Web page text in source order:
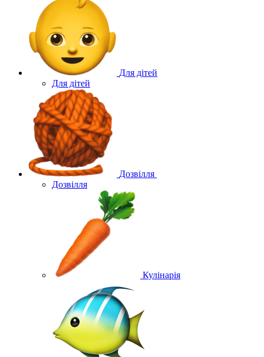
Для дітей
Для дітей
Дозвілля
Дозвілля
Кулінарія